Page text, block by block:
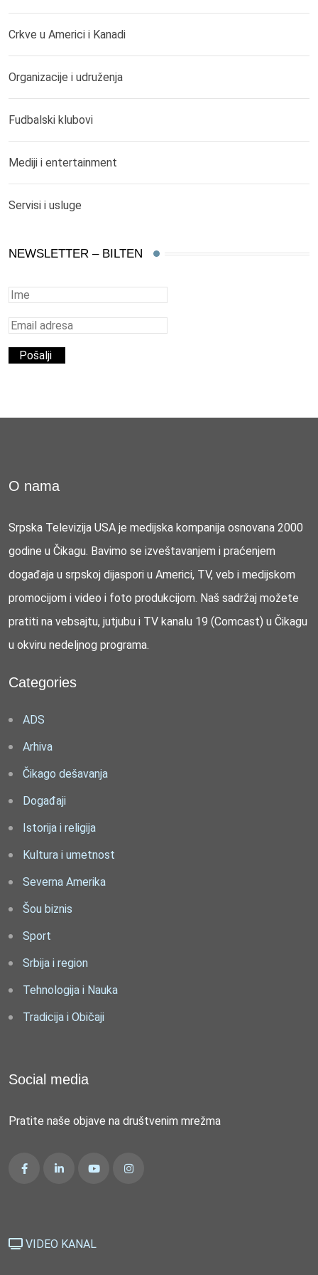
Crkve u Americi i Kanadi
Organizacije i udruženja
Fudbalski klubovi
Mediji i entertainment
Servisi i usluge
NEWSLETTER – BILTEN
O nama
Srpska Televizija USA je medijska kompanija osnovana 2000
godine u Čikagu. Bavimo se izveštavanjem i praćenjem
događaja u srpskoj dijaspori u Americi, TV, veb i medijskom
promocijom i video i foto produkcijom. Naš sadržaj možete
pratiti na vebsajtu, jutjubu i TV kanalu 19 (Comcast) u Čikagu
u okviru nedeljnog programa.
Categories
ADS
Arhiva
Čikago dešavanja
Događaji
Istorija i religija
Kultura i umetnost
Severna Amerika
Šou biznis
Sport
Srbija i region
Tehnologija i Nauka
Tradicija i Običaji
Social media
Pratite naše objave na društvenim mrežma
VIDEO KANAL